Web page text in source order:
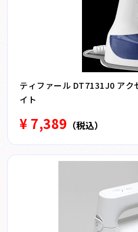
ティファール DT7131J0 アク
イト
¥ 7,389 （税込）